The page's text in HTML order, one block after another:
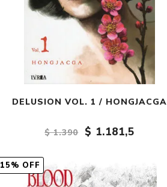
DELUSION VOL. 1 / HONGJACGA
$ 1.390 $ 1.181,5
15% OFF